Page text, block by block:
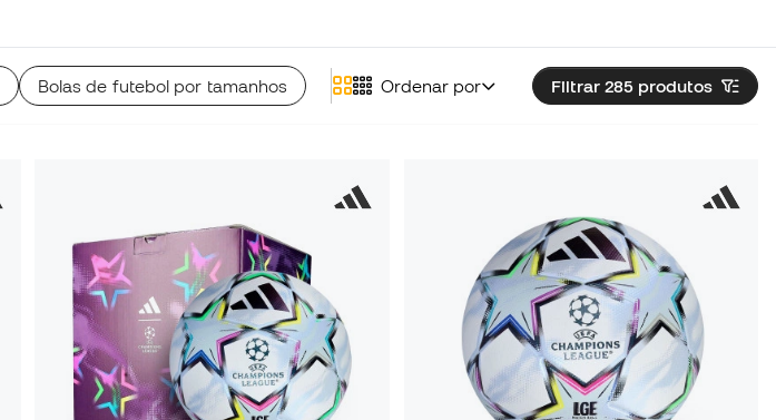
Filtrar 285 produtos
Ordenar por
Bolas de futebol por tamanhos